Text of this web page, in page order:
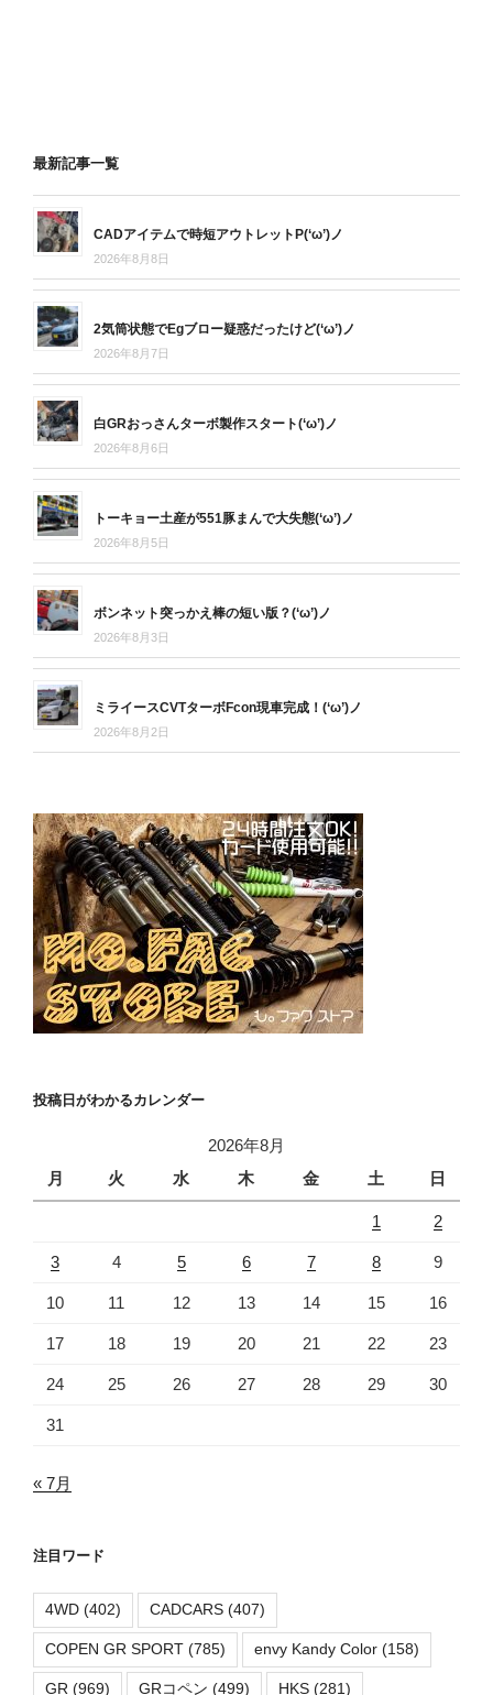
最新記事一覧
CADアイテムで時短アウトレットP(‘ω’)ノ
2026年8月8日
2気筒状態でEgブロー疑惑だったけど(‘ω’)ノ
2026年8月7日
白GRおっさんターボ製作スタート(‘ω’)ノ
2026年8月6日
トーキョー土産が551豚まんで大失態(‘ω’)ノ
2026年8月5日
ボンネット突っかえ棒の短い版？(‘ω’)ノ
2026年8月3日
ミライースCVTターボFcon現車完成！(‘ω’)ノ
2026年8月2日
投稿日がわかるカレンダー
2026年8月
月
火 水 木 金 土 日
1 2
3 4 5 6 7 8 9
10 11 12 13 14 15 16
17 18 19 20 21 22 23
24 25 26 27 28 29 30
31
« 7月
注目ワード
4WD (402) CADCARS (407)
COPEN GR SPORT (785) envy Kandy Color (158)
GR (969) GRコペン (499) HKS (281)